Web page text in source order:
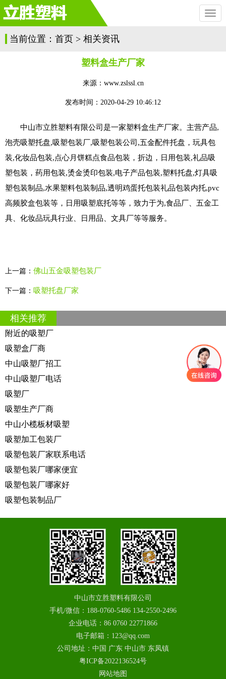
切
换
当前位置： 首页 > 相关资讯
塑料盒生产厂家
来源：www.zslssl.cn
发布时间： 2020-04-29 10:46:12
中山市立胜塑料有限公司是一家塑料盒生产厂家。主营产品,
泡壳吸塑托盘,吸塑包装厂,吸塑包装公司,五金配件托盘，玩具包
装,化妆品包装,点心月饼糕点食品包装，折边，日用包装,礼品吸
塑包装，药用包装,烫金烫印包装,电子产品包装,塑料托盘,灯具吸
塑包装制品,水果塑料包装制品,透明鸡蛋托包装礼品包装内托,pvc
高频胶盒包装等，日用吸塑底托等等，致力于为,食品厂、五金工
具、化妆品玩具行业、日用品、文具厂等等服务。
上一篇： 佛山五金吸塑包装厂
下一篇： 吸塑托盘厂家
相关推荐
附近的吸塑厂
吸塑盒厂商
中山吸塑厂招工
中山吸塑厂电话
吸塑厂
吸塑生产厂商
中山小榄板材吸塑
吸塑加工包装厂
吸塑包装厂家联系电话
吸塑包装厂哪家便宜
吸塑包装厂哪家好
吸塑包装制品厂
中山市立胜塑料有限公司
手机/微信：188-0760-5486 134-2550-2496
企业电话：86 0760 22771866
电子邮箱：123@qq.com
公司地址：中国 广东 中山市 东凤镇
粤ICP备2022136524号
网站地图